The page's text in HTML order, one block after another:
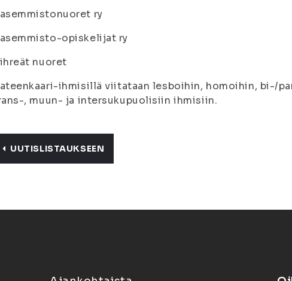
ry
opiskelijat ry
nuoret
ihmisillä viitataan lesboihin, homoihin, bi-/
, muun- ja intersukupuolisiin ihmisiin.
UUTISLISTAUKSEEN